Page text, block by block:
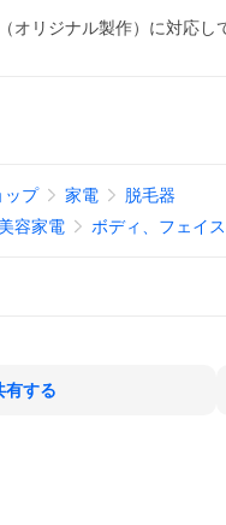
リジナル製作）に対応し
ップ 家電
脱毛器
美容家電 ボディ、フェイ
有する